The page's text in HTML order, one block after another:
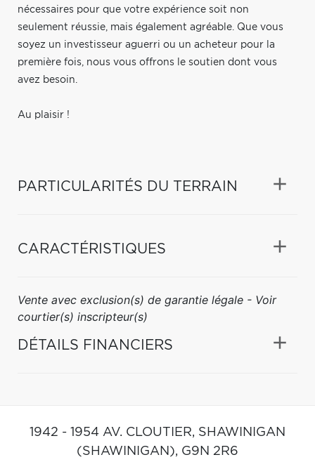
nécessaires pour que votre expérience soit non
seulement réussie, mais également agréable. Que vous
soyez un investisseur aguerri ou un acheteur pour la
première fois, nous vous offrons le soutien dont vous
avez besoin.
Au plaisir !
PARTICULARITÉS DU TERRAIN
CARACTÉRISTIQUES
Vente avec exclusion(s) de garantie légale - Voir
courtier(s) inscripteur(s)
DÉTAILS FINANCIERS
1942 - 1954 AV. CLOUTIER, SHAWINIGAN
(SHAWINIGAN), G9N 2R6